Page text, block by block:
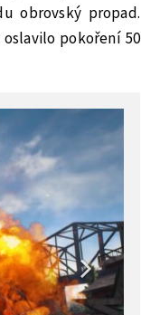
obrovský propad.
pokoření 50